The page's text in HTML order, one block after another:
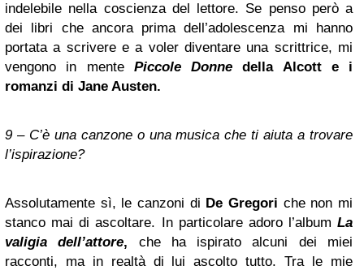
indelebile nella coscienza del lettore. Se penso però a
dei libri che ancora prima dell’adolescenza mi hanno
portata a scrivere e a voler diventare una scrittrice, mi
vengono in mente Piccole Donne della Alcotte i
romanzi di Jane Austen.
9 – C’è una canzone o una musica che ti aiuta a trovare
l’ispirazione?
Assolutamente sì, le canzoni di De Gregori che non mi
stanco mai di ascoltare. In particolare adoro l’album La
valigia dell’attore, che ha ispirato alcuni dei miei
racconti, ma in realtà di lui ascolto tutto. Tra le mie